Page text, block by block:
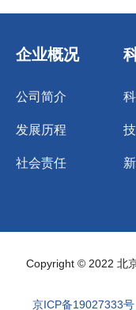
企业概况
公司简介
发展历程
社会责任
Copyright © 2022 北
京ICP备19027333号